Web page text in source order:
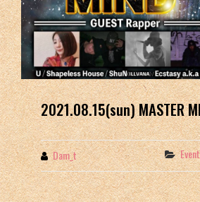
2021.08.15(sun) MASTER
ByDam_t Event